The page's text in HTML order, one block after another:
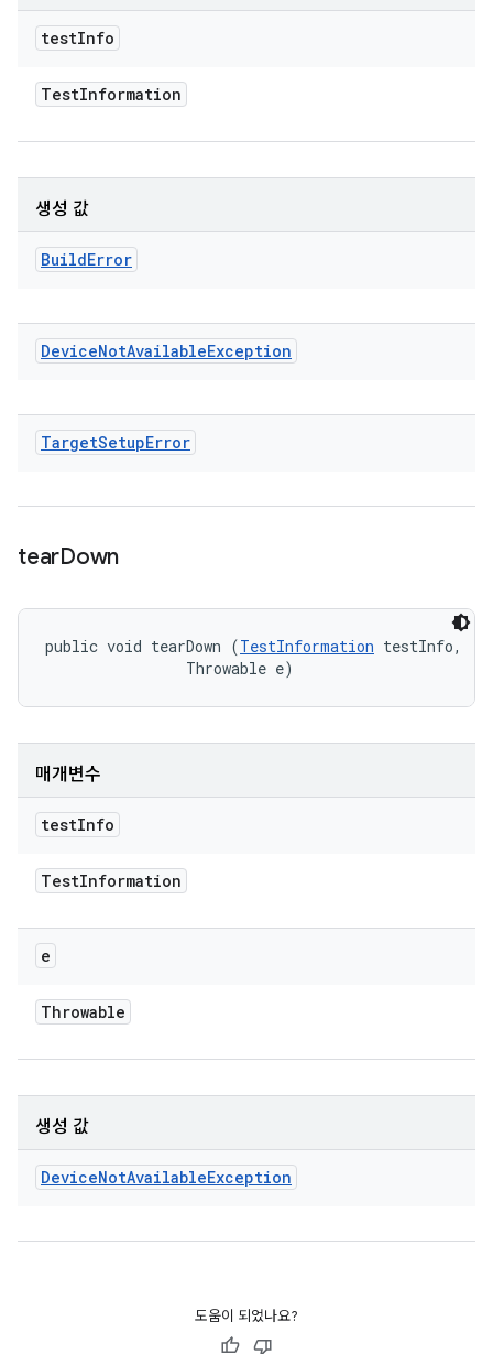
testInfo
TestInformation
생성 값
BuildError
DeviceNotAvailableException
TargetSetupError
tearDown
public void tearDown (TestInformation testInfo,
                Throwable e)
매개변수
testInfo
TestInformation
e
Throwable
생성 값
DeviceNotAvailableException
도움이 되었나요?